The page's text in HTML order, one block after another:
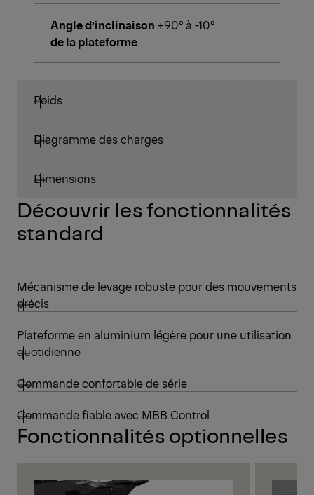
Angle d’inclinaison
de la plateforme
+90° à -10°
Poids
Diagramme des charges
Dimensions
Découvrir les fonctionnalités
standard
Mécanisme de levage robuste pour des mouvements
précis
Plateforme en aluminium légère pour une utilisation
quotidienne
Commande confortable de série
Commande fiable avec MBB Control
Fonctionnalités optionnelles